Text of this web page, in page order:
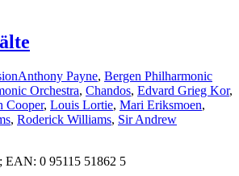
Anthony Payne, Bergen Philharmonic
Orchestra, Chandos, Edvard Grieg Kor,
Cooper, Louis Lortie, Mari Eriksmoen,
, Roderick Williams, Sir Andrew
EAN: 0 95115 51862 5